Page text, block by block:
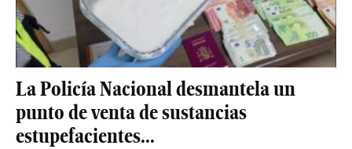
La Policía Nacional desmantela un
punto de venta de sustancias
estupefacientes...